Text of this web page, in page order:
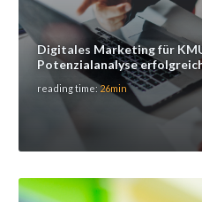
Digitales Marketing für
Potenzialanalyse
reading time: 26min